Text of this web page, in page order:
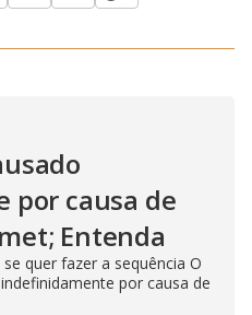
por causa de
Entenda
quer fazer a sequência O
por causa de